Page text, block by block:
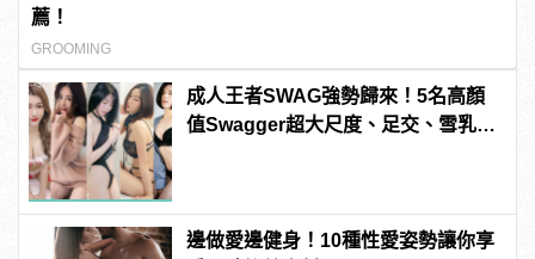
薦！
GROOMING
成人王者SWAG強勢歸來！5名高顏
值Swagger超大尺度、足交、雪乳、
邊做愛邊健身！10種性愛姿勢讓你享